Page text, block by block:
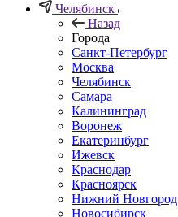
Челябинск
Назад
Города
Санкт-Петербург
Москва
Челябинск
Самара
Калининград
Воронеж
Екатеринбург
Ижевск
Краснодар
Красноярск
Нижний Новгород
Новосибирск